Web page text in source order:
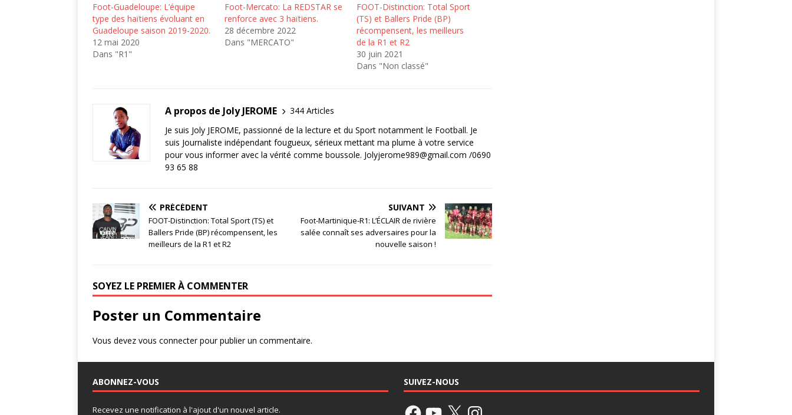
Foot-Guadeloupe: L’équipe
type des haïtiens évoluant en
Guadeloupe saison 2019-2020.
12 mai 2020
Dans "R1"
Foot-Mercato: La REDSTAR se
renforce avec 3 haïtiens.
28 décembre 2022
Dans "MERCATO"
FOOT-Distinction: Total Sport
(TS) et Ballers Pride (BP)
récompensent, les meilleurs
de la R1 et R2
30 juin 2021
Dans "Non classé"
A propos de Joly JEROME
344 Articles
Je suis Joly JEROME, passionné de la lecture et du Sport notamment le Football. Je
suis Journaliste indépendant fougueux, sérieux mettant ma plume à votre service
pour vous informer avec la vérité comme boussole. Jolyjerome989@gmail.com /0690
93 65 88
PRÉCÉDENT
FOOT-Distinction: Total Sport (TS) et
Ballers Pride (BP) récompensent, les
meilleurs de la R1 et R2
SUIVANT
Foot-Martinique-R1: L’ÉCLAIR de rivière
salée connaît ses adversaires pour la
nouvelle saison !
SOYEZ LE PREMIER À COMMENTER
Poster un Commentaire
Vous devez vous connecterpour publier un commentaire.
ABONNEZ-VOUS
Recevez une notification à l'ajout d'un nouvel article.
SUIVEZ-NOUS